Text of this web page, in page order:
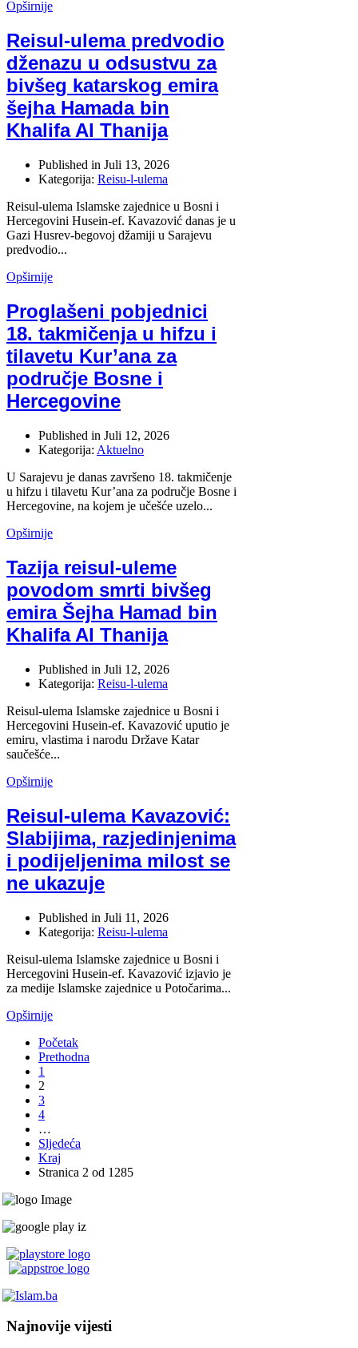
Opširnije
Reisul-ulema predvodio
dženazu u odsustvu za
bivšeg katarskog emira
šejha Hamada bin
Khalifa Al Thanija
Published in Juli 13, 2026
Kategorija: Reisu-l-ulema
Reisul-ulema Islamske zajednice u Bosni i
Hercegovini Husein-ef. Kavazović danas je u
Gazi Husrev-begovoj džamiji u Sarajevu
predvodio...
Opširnije
Proglašeni pobjednici
18. takmičenja u hifzu i
tilavetu Kur’ana za
područje Bosne i
Hercegovine
Published in Juli 12, 2026
Kategorija: Aktuelno
U Sarajevu je danas završeno 18. takmičenje
u hifzu i tilavetu Kur’ana za područje Bosne i
Hercegovine, na kojem je učešće uzelo...
Opširnije
Tazija reisul-uleme
povodom smrti bivšeg
emira Šejha Hamad bin
Khalifa Al Thanija
Published in Juli 12, 2026
Kategorija: Reisu-l-ulema
Reisul-ulema Islamske zajednice u Bosni i
Hercegovini Husein-ef. Kavazović uputio je
emiru, vlastima i narodu Države Katar
saučešće...
Opširnije
Reisul-ulema Kavazović:
Slabijima, razjedinjenima
i podijeljenima milost se
ne ukazuje
Published in Juli 11, 2026
Kategorija: Reisu-l-ulema
Reisul-ulema Islamske zajednice u Bosni i
Hercegovini Husein-ef. Kavazović izjavio je
za medije Islamske zajednice u Potočarima...
Opširnije
Početak
Prethodna
1
2
3
4
…
Sljedeća
Kraj
Stranica 2 od 1285
Najnovije vijesti